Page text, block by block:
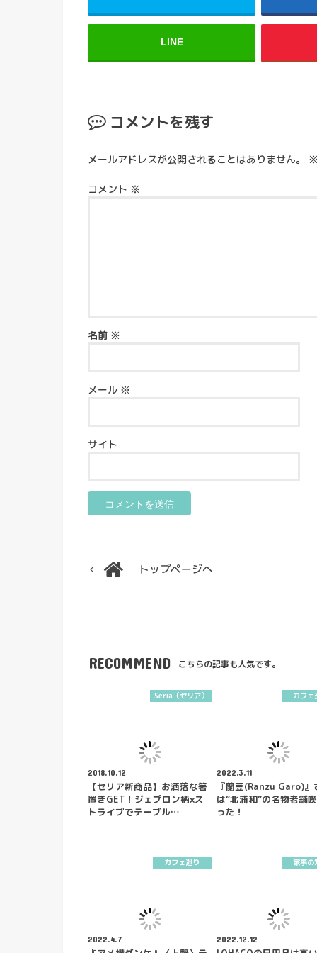
LINE
コメントを残す
メールアドレスが公開されることはありません。
コメント ※
名前 ※
メール ※
サイト
トップページへ
RECOMMEND こちらの記事も人気です。
Seria（セリア）
2018.10.12
【セリア新商品】お洒落な箸
置きGET！ジェプロン柄×ス
トライプでテーブル…
カフェ
2022.3.11
『蘭豆(Ranzu Garo)』
は“北浦和”の名物老舗
った！
カフェ巡り
2022.4.7
家事の
2022.12.12